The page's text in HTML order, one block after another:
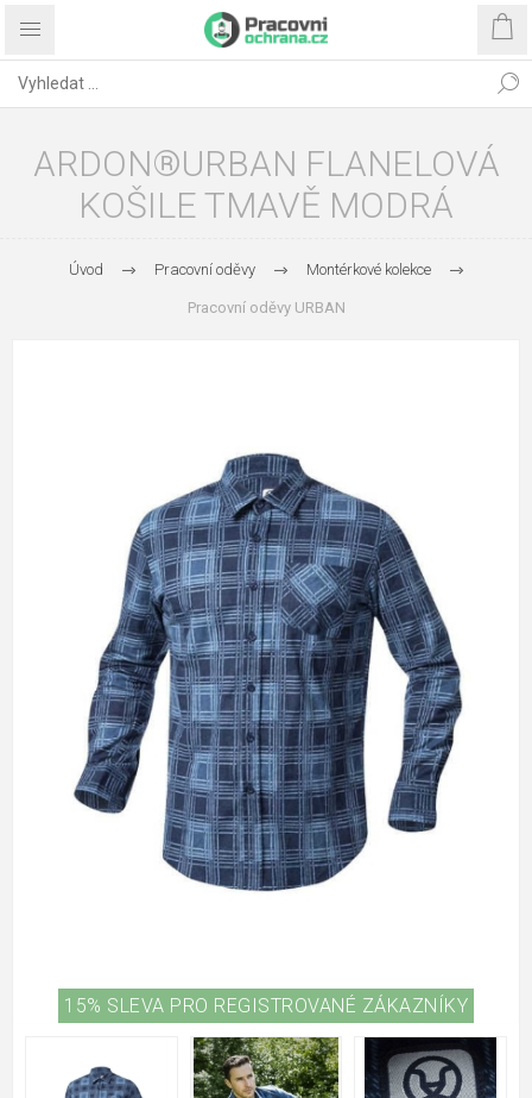
ARDON®URBAN FLANELOVÁ
KOŠILE TMAVĚ MODRÁ
Úvod Pracovní oděvy Montérkové kolekce
Pracovní oděvy URBAN
15% SLEVA PRO REGISTROVANÉ ZÁKAZNÍKY